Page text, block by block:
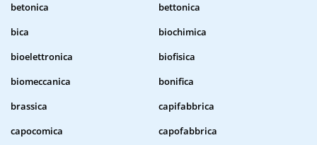
betonica
bettonica
bica
biochimica
bioelettronica
biofisica
biomeccanica
bonifica
brassica
capifabbrica
capocomica
capofabbrica